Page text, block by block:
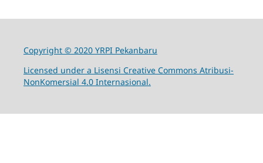
Copyright © 2020 YRPI Pekanbaru
Licensed under a Lisensi Creative Commons Atribusi-
NonKomersial 4.0 Internasional.